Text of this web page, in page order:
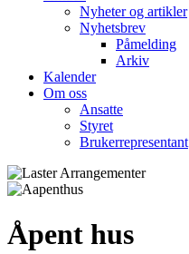
Nyheter og artikler
Nyhetsbrev
Påmelding
Arkiv
Kalender
Om oss
Ansatte
Styret
Brukerrepresentant
Åpent hus